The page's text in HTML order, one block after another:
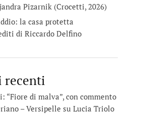
Pizarnik (Crocetti, 2026)
la casa protetta
di Riccardo Delfino
recenti
“Fiore di malva”, con commento
– Versipelle su Lucia Triolo